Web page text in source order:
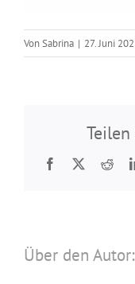
VonSabrina | 27. Juni
Facebook
Twitter
Über den Autor: